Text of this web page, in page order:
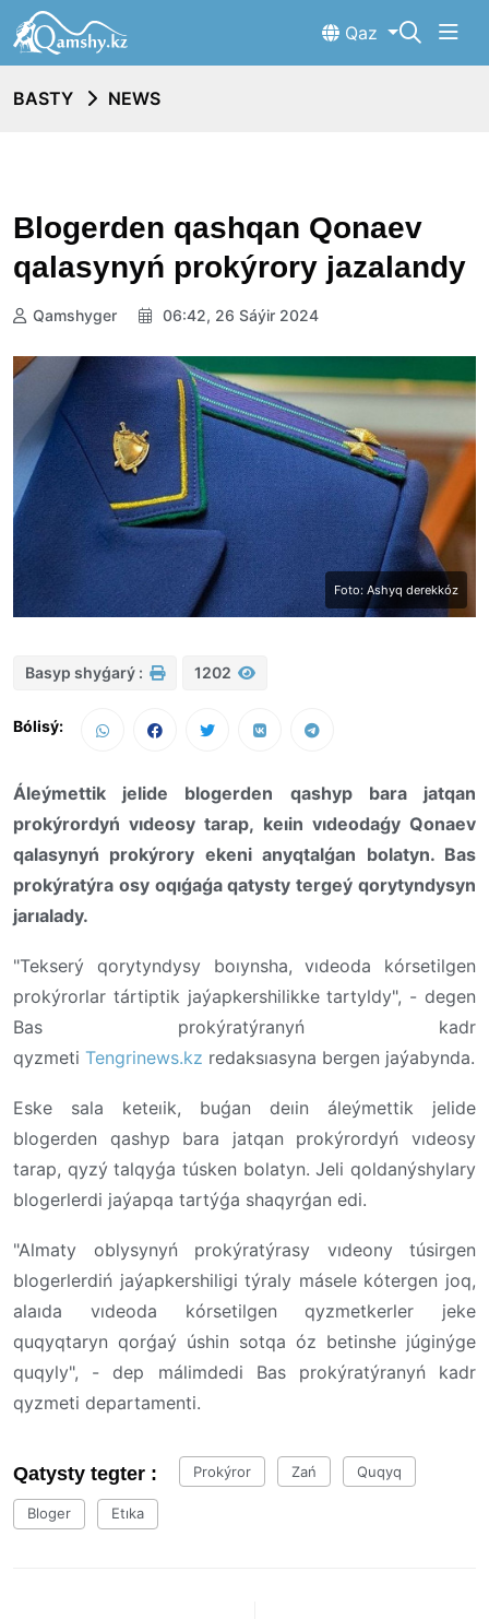
Qaz
BASTY NEWS
Blogerden qashqan Qonaev
qalasynyń prokýrory jazalandy
Qamshyger 06:42, 26 Sáýir 2024
Foto: Ashyq derekkóz
Basyp shyǵarý : 1202
Bólisý:
Áleýmettik jelide blogerden qashyp bara jatqan
prokýrordyń vıdeosy tarap, keıin vıdeodaǵy Qonaev
qalasynyń prokýrory ekeni anyqtalǵan bolatyn. Bas
prokýratýra osy oqıǵaǵa qatysty tergeý qorytyndysyn
jarıalady.
"Tekserý qorytyndysy boıynsha, vıdeoda kórsetilgen
prokýrorlar tártiptik jaýapkershilikke tartyldy", - degen
Bas prokýratýranyń kadr
qyzmeti Tengrinews.kz redaksıasyna bergen jaýabynda.
Eske sala keteıik, buǵan deıin áleýmettik jelide
blogerden qashyp bara jatqan prokýrordyń vıdeosy
tarap, qyzý talqyǵa túsken bolatyn. Jeli qoldanýshylary
blogerlerdi jaýapqa tartýǵa shaqyrǵan edi.
"Almaty oblysynyń prokýratýrasy vıdeony túsirgen
blogerlerdiń jaýapkershiligi týraly másele kótergen joq,
alaıda vıdeoda kórsetilgen qyzmetkerler jeke
quqyqtaryn qorǵaý úshin sotqa óz betinshe júginýge
quqyly", - dep málimdedi Bas prokýratýranyń kadr
qyzmeti departamenti.
Qatysty tegter : Prokýror Zań Quqyq
Bloger Etıka